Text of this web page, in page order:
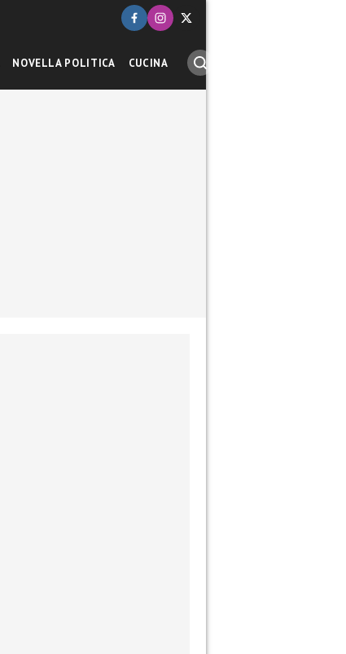
NOVELLA POLITICA CUCINA